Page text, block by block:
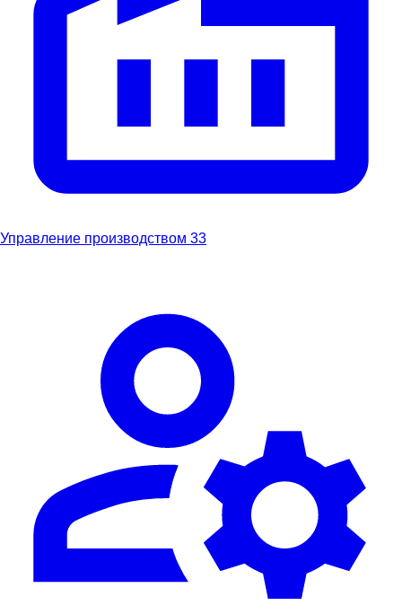
Управление производством 33